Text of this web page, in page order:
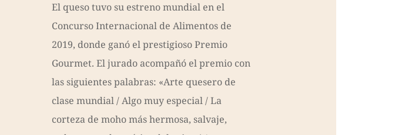
El queso tuvo su estreno mundial en el
Concurso Internacional de Alimentos de
2019, donde ganó el prestigioso Premio
Gourmet. El jurado acompañó el premio con
las siguientes palabras: «Arte quesero de
clase mundial / Algo muy especial / La
corteza de moho más hermosa, salvaje,